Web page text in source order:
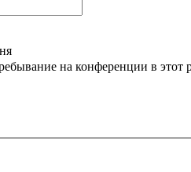
на конференции в этот